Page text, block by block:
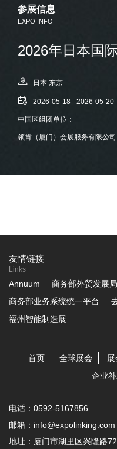
参展信息
EXPO INFO
2026年日本国
日本 东京
2026-05-18 - 2026-05-20
中国区组团单位：
领肯（厦门）会展服务有限公司
友情链接
Links
Annuum 商务部外贸发展局
商务部业务系统统一平台
福州智能制造展
首页 全球展会
企业
电话：0592-5167856
邮箱：info@expolinking.com
地址：厦门市湖里区兴隆路